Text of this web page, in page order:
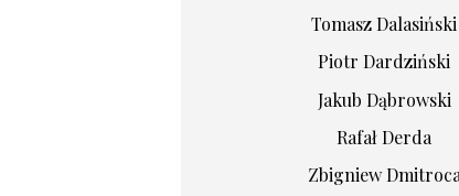
Tomasz Dalasiński
Piotr Dardziński
Jakub Dąbrowski
Rafał Derda
Zbigniew